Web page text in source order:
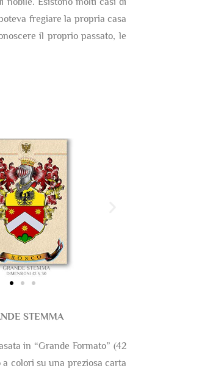
fregiare la propria casa
il proprio passato, le
STEMMA
in “Grande Formato” (42
colori su una preziosa carta